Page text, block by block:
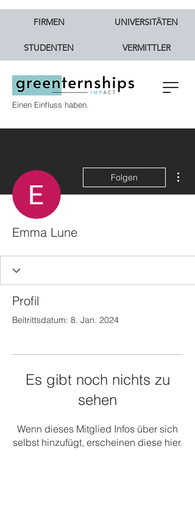
Einen Einfluss haben.
FIRMEN UNIVERSITÄTEN
STUDENTEN VERMITTLER
Folgen
Emma Lune
Profil
Beitrittsdatum: 8. Jan. 2024
Es gibt noch nichts zu
sehen
Wenn dieses Mitglied Infos über sich
selbst hinzufügt, erscheinen diese hier.